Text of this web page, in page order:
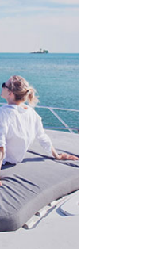
AI Assistant
איך אפשר
בחר אחת